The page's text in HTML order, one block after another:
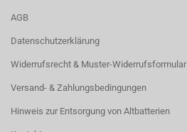
AGB
Datenschutzerklärung
Widerrufsrecht & Muster-Widerrufsformular
Versand- & Zahlungsbedingungen
Hinweis zur Entsorgung von Altbatterien